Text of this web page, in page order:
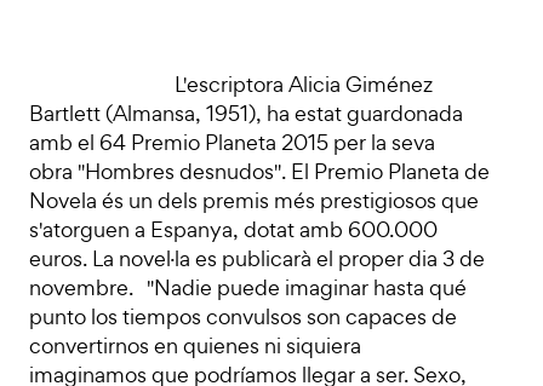
L'escriptora Alicia Giménez
Bartlett (Almansa, 1951), ha estat guardonada
amb el 64 Premio Planeta 2015 per la seva
obra "Hombres desnudos". El Premio Planeta de
Novela és un dels premis més prestigiosos que
s'atorguen a Espanya, dotat amb 600.000
euros. La novel·la es publicarà el proper dia 3 de
novembre. "Nadie puede imaginar hasta qué
punto los tiempos convulsos son capaces de
convertirnos en quienes ni siquiera
imaginamos que podríamos llegar a ser. Sexo,